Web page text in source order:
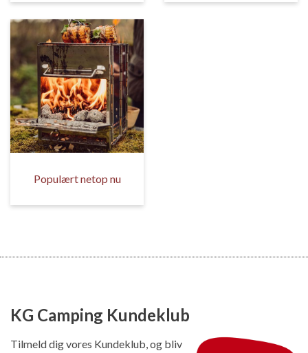
Populært netop nu
KG Camping Kundeklub
Tilmeld dig vores Kundeklub, og bliv